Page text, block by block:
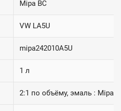
Mipa BC
VW LA5U
mipa242010A5U
1 л
2:1 по объёму, эмаль : Mipa